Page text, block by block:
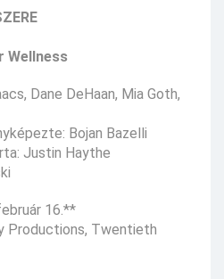
Wellness
Dane DeHaan, Mia Goth,
Bojan Bazelli
Justin Haythe
16.**
Productions, Twentieth